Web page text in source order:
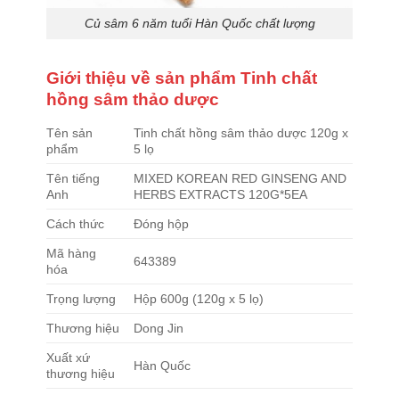
Củ sâm 6 năm tuổi Hàn Quốc chất lượng
Giới thiệu về sản phẩm Tinh chất
hồng sâm thảo dược
Tên sản
phẩm
Tinh chất hồng sâm thảo dược 120g x
5 lọ
Tên tiếng
Anh
MIXED KOREAN RED GINSENG AND
HERBS EXTRACTS 120G*5EA
Cách thức Đóng hộp
Mã hàng
hóa
643389
Trọng lượng Hộp 600g (120g x 5 lọ)
Thương hiệu Dong Jin
Xuất xứ
thương hiệu
Hàn Quốc